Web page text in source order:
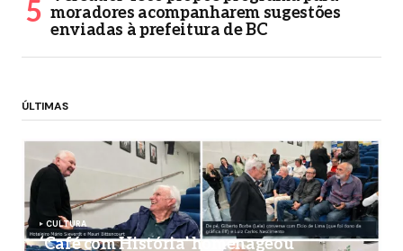
moradores acompanharem sugestões
enviadas à prefeitura de BC
ÚLTIMAS
CULTURA
‘Café com História’ homenageou